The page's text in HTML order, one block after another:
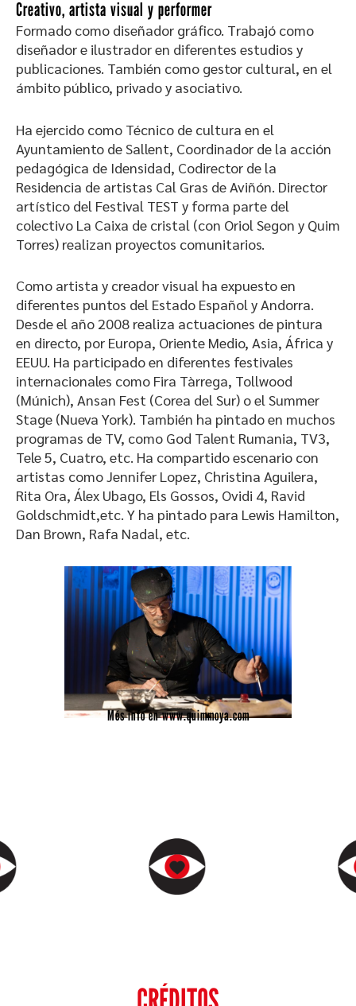
Creativo, artista visual y performer
Formado como diseñador gráfico. Trabajó como
diseñador e ilustrador en diferentes estudios y
publicaciones. También como gestor cultural, en el
ámbito público, privado y asociativo.
Ha ejercido como Técnico de cultura en el
Ayuntamiento de Sallent, Coordinador de la acción
pedagógica de Idensidad, Codirector de la
Residencia de artistas Cal Gras de Aviñón. Director
artístico del Festival TEST y forma parte del
colectivo La Caixa de cristal (con Oriol Segon y Quim
Torres) realizan proyectos comunitarios.
Como artista y creador visual ha expuesto en
diferentes puntos del Estado Español y Andorra.
Desde el año 2008 realiza actuaciones de pintura
en directo, por Europa, Oriente Medio, Asia, África y
EEUU. Ha participado en diferentes festivales
internacionales como Fira Tàrrega, Tollwood
(Múnich), Ansan Fest (Corea del Sur) o el Summer
Stage (Nueva York). También ha pintado en muchos
programas de TV, como God Talent Rumania, TV3,
Tele 5, Cuatro, etc. Ha compartido escenario con
artistas como Jennifer Lopez, Christina Aguilera,
Rita Ora, Álex Ubago, Els Gossos, Ovidi 4, Ravid
Goldschmidt,etc. Y ha pintado para Lewis Hamilton,
Dan Brown, Rafa Nadal, etc.
Més info en www.quimmoya.com